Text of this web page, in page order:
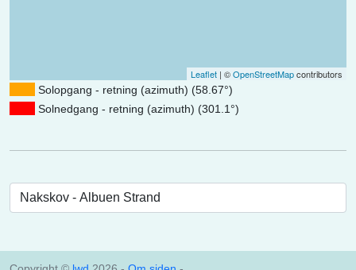
Leaflet | ©OpenStreetMapcontributors
Solopgang - retning (azimuth) (58.67°)
Solnedgang - retning (azimuth) (301.1°)